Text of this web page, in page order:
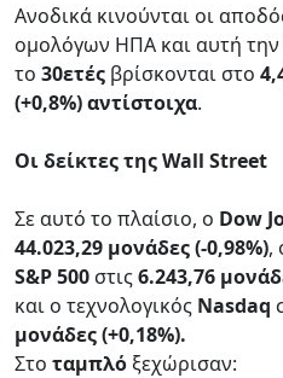
Ανοδικά κινούνται οι
ομολόγων ΗΠΑ και αυτή
το 30ετές βρίσκονται στο
(+0,8%) αντίστοιχα.
Οι δείκτες της Wall Street
Σε αυτό το πλαίσιο, ο Dow
44.023,29 μονάδες (-0,98%),
S&P 500 στις6.243,76
και ο τεχνολογικός Nasdaq
μονάδες (+0,18%).
Στο ταμπλό ξεχώρισαν: